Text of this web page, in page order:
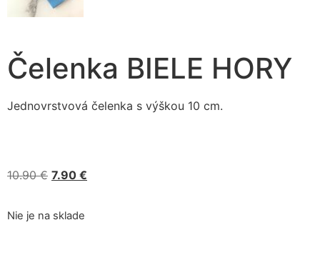
Čelenka BIELE HORY
Jednovrstvová čelenka s výškou 10 cm.
10.90€ 7.90 €
Nie je na sklade